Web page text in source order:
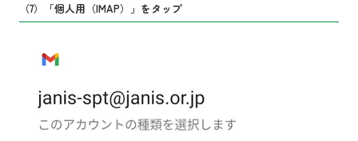
（7）「個人用（IMAP）」をタップ